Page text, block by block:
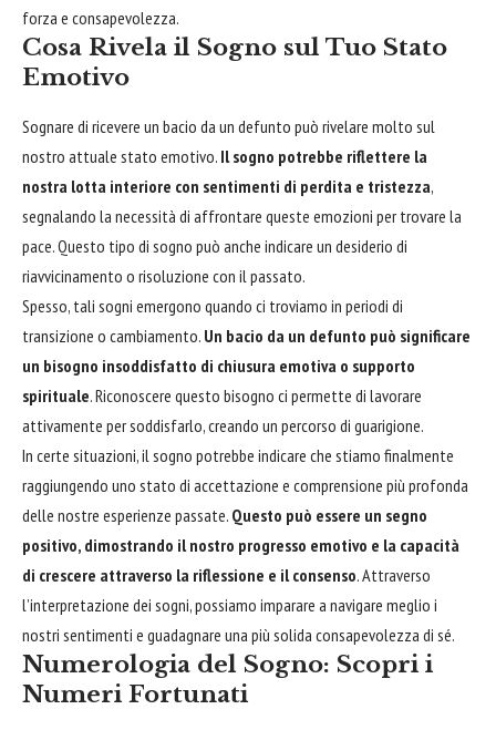
forza e consapevolezza.
Cosa Rivela il Sogno sul Tuo Stato
Emotivo
Sognare di ricevere un bacio da un defunto può rivelare molto sul
nostro attuale stato emotivo. Il sogno potrebbe riflettere la
nostra lotta interiore con sentimenti di perdita e tristezza,
segnalando la necessità di affrontare queste emozioni per trovare la
pace. Questo tipo di sogno può anche indicare un desiderio di
riavvicinamento o risoluzione con il passato.
Spesso, tali sogni emergono quando ci troviamo in periodi di
transizione o cambiamento. Un bacio da un defunto può significare
un bisogno insoddisfatto di chiusura emotiva o supporto
spirituale. Riconoscere questo bisogno ci permette di lavorare
attivamente per soddisfarlo, creando un percorso di guarigione.
In certe situazioni, il sogno potrebbe indicare che stiamo finalmente
raggiungendo uno stato di accettazione e comprensione più profonda
delle nostre esperienze passate. Questo può essere un segno
positivo, dimostrando il nostro progresso emotivo e la capacità
di crescere attraverso la riflessione e il consenso. Attraverso
l’interpretazione dei sogni, possiamo imparare a navigare meglio i
nostri sentimenti e guadagnare una più solida consapevolezza di sé.
Numerologia del Sogno: Scopri i
Numeri Fortunati